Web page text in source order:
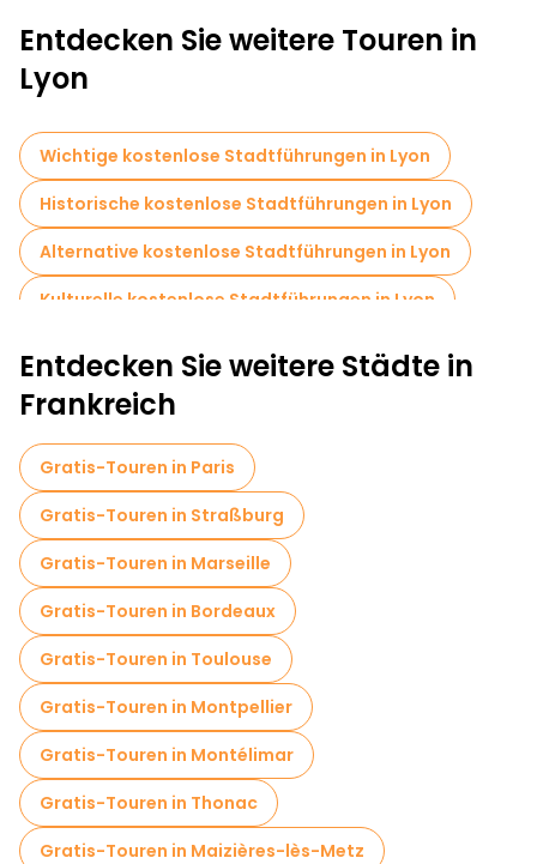
Entdecken Sie weitere Touren in
Lyon
Wichtige kostenlose Stadtführungen in Lyon
Historische kostenlose Stadtführungen in Lyon
Alternative kostenlose Stadtführungen in Lyon
Kulturelle kostenlose Stadtführungen in Lyon
Kostenlose Rundgänge für Familien in Lyon
Selbstgeführte Touren in Lyon
Kostenlose Altstadtbesichtigung in Lyon
Markttouren in Lyon
Kostenlose Nachtwanderungen in Lyon
Fahrradtouren in Lyon
Food-Touren in Lyon
Kostenlose Führungen in der Nähe Place Bellecour
Entdecken Sie weitere Städte in
Frankreich
Gratis-Touren in Paris
Gratis-Touren in Straßburg
Gratis-Touren in Marseille
Gratis-Touren in Bordeaux
Gratis-Touren in Toulouse
Gratis-Touren in Montpellier
Gratis-Touren in Montélimar
Gratis-Touren in Thonac
Gratis-Touren in Maizières-lès-Metz